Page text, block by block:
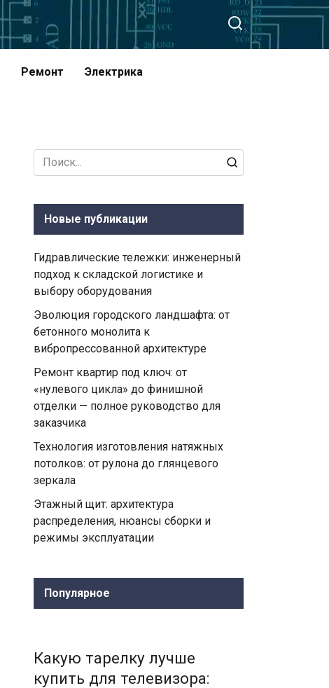
Ремонт Электрика
Search
for:
Новые публикации
Гидравлические тележки: инженерный
подход к складской логистике и
выбору оборудования
Эволюция городского ландшафта: от
бетонного монолита к
вибропрессованной архитектуре
Ремонт квартир под ключ: от
«нулевого цикла» до финишной
отделки — полное руководство для
заказчика
Технология изготовления натяжных
потолков: от рулона до глянцевого
зеркала
Этажный щит: архитектура
распределения, нюансы сборки и
режимы эксплуатации
Популярное
Какую тарелку лучше
купить для телевизора: